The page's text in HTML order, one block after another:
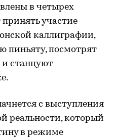
в четырех
принять участие
каллиграфии,
пиньяту, посмотрят
и станцуют
с выступления
реальности, который
в режиме